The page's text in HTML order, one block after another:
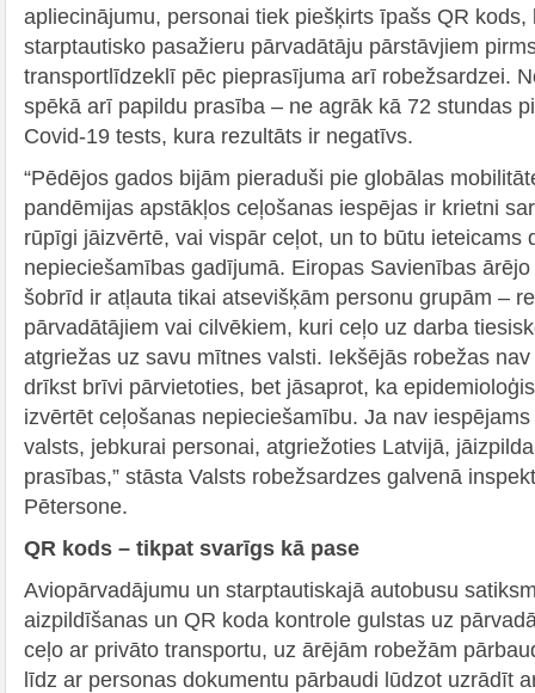
apliecinājumu, personai tiek piešķirts īpašs QR kods,
starptautisko pasažieru pārvadātāju pārstāvjiem
transportlīdzeklī pēc pieprasījuma arī robežsardzei.
spēkā arī papildu prasība – ne agrāk kā 72 stundas
Covid-19 tests, kura rezultāts ir negatīvs.
“Pēdējos gados bijām pieraduši pie globālas
pandēmijas apstākļos ceļošanas iespējas ir krietni
rūpīgi jāizvērtē, vai vispār ceļot, un to būtu ieteicams
nepieciešamības gadījumā. Eiropas Savienības
šobrīd ir atļauta tikai atsevišķām personu grupām –
pārvadātājiem vai cilvēkiem, kuri ceļo uz darba
atgriežas uz savu mītnes valsti. Iekšējās robežas
drīkst brīvi pārvietoties, bet jāsaprot, ka
izvērtēt ceļošanas nepieciešamību. Ja nav
valsts, jebkurai personai, atgriežoties Latvijā,
prasības,” stāsta Valsts robežsardzes galvenā
Pētersone.
QR kods – tikpat svarīgs kā pase
Aviopārvadājumu un starptautiskajā autobusu
aizpildīšanas un QR koda kontrole gulstas uz
ceļo ar privāto transportu, uz ārējām robežām
līdz ar personas dokumentu pārbaudi lūdzot uzrādīt